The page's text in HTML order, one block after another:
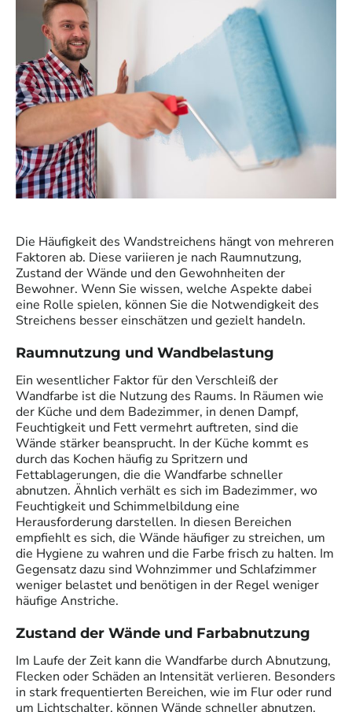
Die Häufigkeit des Wandstreichens hängt von mehreren
Faktoren ab. Diese variieren je nach Raumnutzung,
Zustand der Wände und den Gewohnheiten der
Bewohner. Wenn Sie wissen, welche Aspekte dabei
eine Rolle spielen, können Sie die Notwendigkeit des
Streichens besser einschätzen und gezielt handeln.
Raumnutzung und Wandbelastung
Ein wesentlicher Faktor für den Verschleiß der
Wandfarbe ist die Nutzung des Raums. In Räumen wie
der Küche und dem Badezimmer, in denen Dampf,
Feuchtigkeit und Fett vermehrt auftreten, sind die
Wände stärker beansprucht. In der Küche kommt es
durch das Kochen häufig zu Spritzern und
Fettablagerungen, die die Wandfarbe schneller
abnutzen. Ähnlich verhält es sich im Badezimmer, wo
Feuchtigkeit und Schimmelbildung eine
Herausforderung darstellen. In diesen Bereichen
empfiehlt es sich, die Wände häufiger zu streichen, um
die Hygiene zu wahren und die Farbe frisch zu halten. Im
Gegensatz dazu sind Wohnzimmer und Schlafzimmer
weniger belastet und benötigen in der Regel weniger
häufige Anstriche.
Zustand der Wände und Farbabnutzung
Im Laufe der Zeit kann die Wandfarbe durch Abnutzung,
Flecken oder Schäden an Intensität verlieren. Besonders
in stark frequentierten Bereichen, wie im Flur oder rund
um Lichtschalter, können Wände schneller abnutzen.